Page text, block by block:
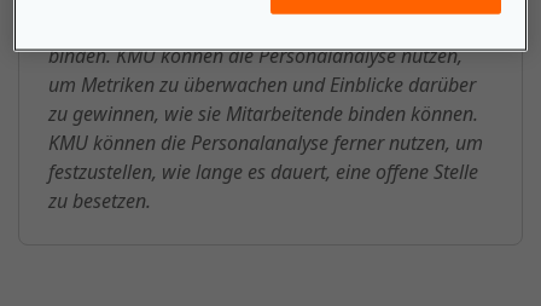
binden. KMU können die Personalanalyse nutzen,
um Metriken zu überwachen und Einblicke darüber
zu gewinnen, wie sie Mitarbeitende binden können.
KMU können die Personalanalyse ferner nutzen, um
festzustellen, wie lange es dauert, eine offene Stelle
zu besetzen.